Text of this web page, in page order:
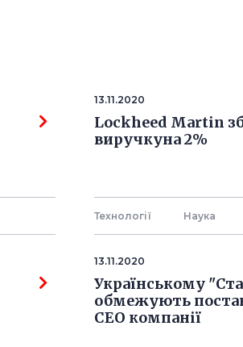
13.11.2020
Lockheed Martin
виручкуна 2%
Технології Наука
13.11.2020
Українському
обмежують
СЕО компанії